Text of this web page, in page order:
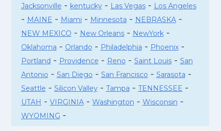
Jacksonville - kentucky- Las Vegas- Los Angeles
- MAINE - Miami - Minnesota - NEBRASKA-
NEW MEXICO - New Orleans- NewYork-
Oklahoma - Orlando - Philadelphia - Phoenix-
Portland - Providence - Reno - Saint Louis- San
Antonio - San Diego - San Francisco - Sarasota -
Seattle - Silicon Valley- Tampa - TENNESSEE -
UTAH - VIRGINIA- Washington - Wisconsin -
WYOMING -